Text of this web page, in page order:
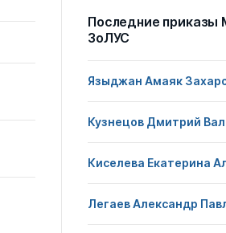
Последние приказы
ЗоЛУС
Языджан Амаяк
Кузнецов Дмитрий
Киселева Екатерина
Легаев Александр